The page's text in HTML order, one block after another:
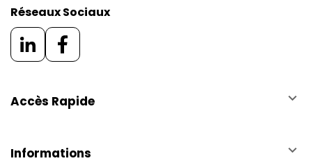
Réseaux Sociaux
Accès Rapide keyboard_arrow_down
Informations keyboard_arrow_down